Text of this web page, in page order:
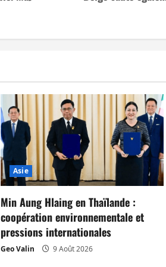
Asie
Min Aung Hlaing en Thaïlande :
coopération environnementale et
pressions internationales
Geo Valin 9 Août 2026